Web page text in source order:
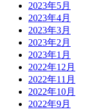
2023年5月
2023年4月
2023年3月
2023年2月
2023年1月
2022年12月
2022年11月
2022年10月
2022年9月